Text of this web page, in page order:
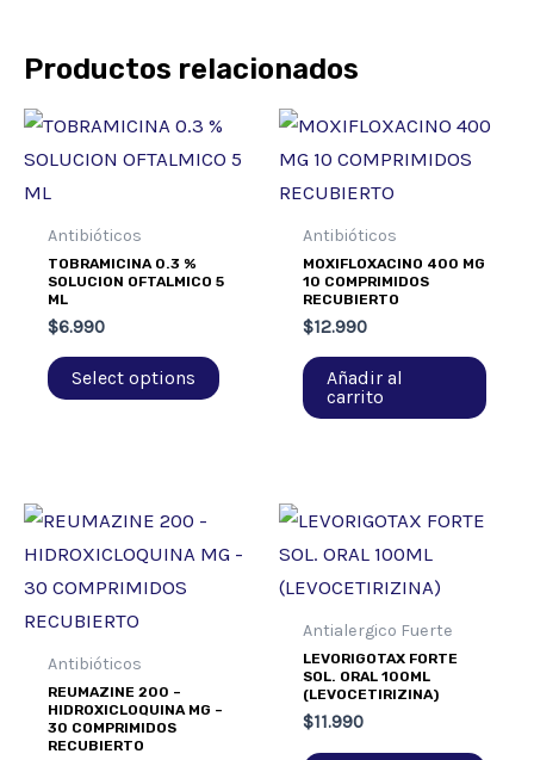
Productos relacionados
Antibióticos
TOBRAMICINA 0.3 %
SOLUCION OFTALMICO 5
ML
$6.990
Select options
Antibióticos
MOXIFLOXACINO 400 MG
10 COMPRIMIDOS
RECUBIERTO
$12.990
Añadir al
carrito
Antibióticos
REUMAZINE 200 –
HIDROXICLOQUINA MG –
30 COMPRIMIDOS
RECUBIERTO
Antialergico Fuerte
LEVORIGOTAX FORTE
SOL. ORAL 100ML
(LEVOCETIRIZINA)
$11.990